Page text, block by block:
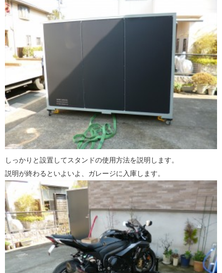
しっかりと設置してスタンドの使用方法を説明します。
説明が終わるといよいよ、ガレージに入庫します。